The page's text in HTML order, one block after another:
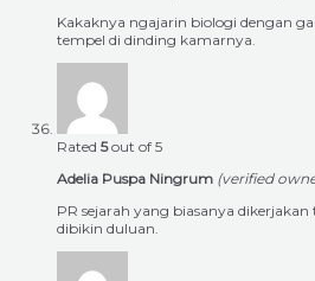
Kakaknya ngajarin biologi dengan
tempel di dinding kamarnya.
Rated 5out of 5
Adelia Puspa Ningrum (verified
PR sejarah yang biasanya
dibikin duluan.